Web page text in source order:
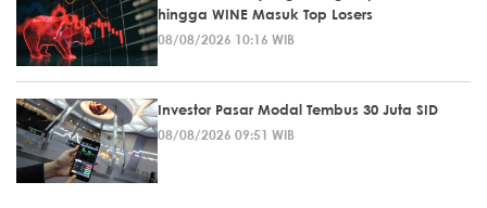
hingga WINE Masuk Top Losers
08/08/2026 10:16 WIB
Investor Pasar Modal Tembus 30 Juta SID
08/08/2026 09:51 WIB